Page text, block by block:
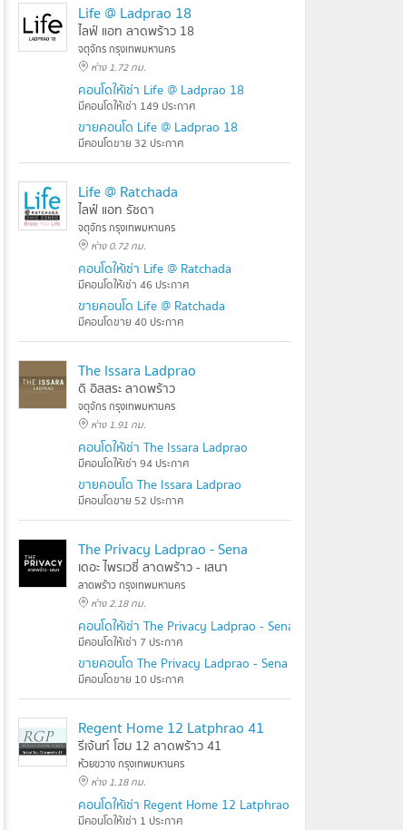
Life @ Ladprao 18
ไลฟ์ แอท ลาดพร้าว 18
จตุจักร กรุงเทพมหานคร
ห่าง 1.72 กม.
คอนโดให้เช่า Life @ Ladprao 18
มีคอนโดให้เช่า 149 ประกาศ
ขายคอนโด Life @ Ladprao 18
มีคอนโดขาย 32 ประกาศ
Life @ Ratchada
ไลฟ์ แอท รัชดา
จตุจักร กรุงเทพมหานคร
ห่าง 0.72 กม.
คอนโดให้เช่า Life @ Ratchada
มีคอนโดให้เช่า 46 ประกาศ
ขายคอนโด Life @ Ratchada
มีคอนโดขาย 40 ประกาศ
The Issara Ladprao
ดิ อิสสระ ลาดพร้าว
จตุจักร กรุงเทพมหานคร
ห่าง 1.91 กม.
คอนโดให้เช่า The Issara Ladprao
มีคอนโดให้เช่า 94 ประกาศ
ขายคอนโด The Issara Ladprao
มีคอนโดขาย 52 ประกาศ
The Privacy Ladprao - Sena
เดอะ ไพรเวซี่ ลาดพร้าว - เสนา
ลาดพร้าว กรุงเทพมหานคร
ห่าง 2.18 กม.
คอนโดให้เช่า The Privacy Ladprao - Sena
มีคอนโดให้เช่า 7 ประกาศ
ขายคอนโด The Privacy Ladprao - Sena
มีคอนโดขาย 10 ประกาศ
Regent Home 12 Latphrao 41
รีเจ้นท์ โฮม 12 ลาดพร้าว 41
ห้วยขวาง กรุงเทพมหานคร
ห่าง 1.18 กม.
คอนโดให้เช่า Regent Home 12 Latphrao 41
มีคอนโดให้เช่า 1 ประกาศ